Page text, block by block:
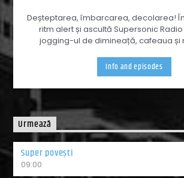
Deșteptarea, îmbarcarea, decolarea!
ritm alert și ascultă Supersonic
jogging-ul de dimineață, cafeaua și
Info and episodes
Urmează
Super povești
09:00